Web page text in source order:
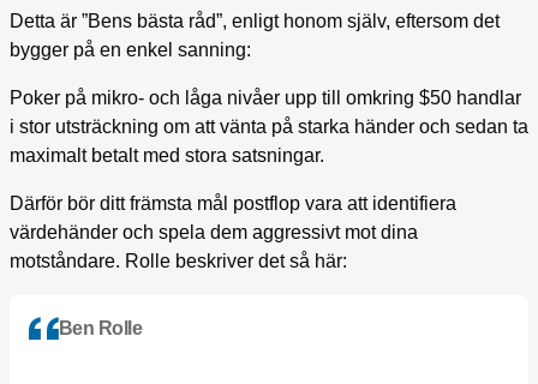
Detta är ”Bens bästa råd”, enligt honom själv, eftersom det
bygger på en enkel sanning:
Poker på mikro- och låga nivåer upp till omkring $50 handlar
i stor utsträckning om att vänta på starka händer och sedan ta
maximalt betalt med stora satsningar.
Därför bör ditt främsta mål postflop vara att identifiera
värdehänder och spela dem aggressivt mot dina
motståndare. Rolle beskriver det så här:
Ben Rolle